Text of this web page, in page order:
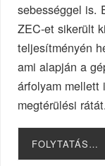
sebességgel is.
ZEC-et sikerült
teljesítményén
ami alapján a
árfolyam mellett
megtérülési rátát.
FOLYTATÁS…